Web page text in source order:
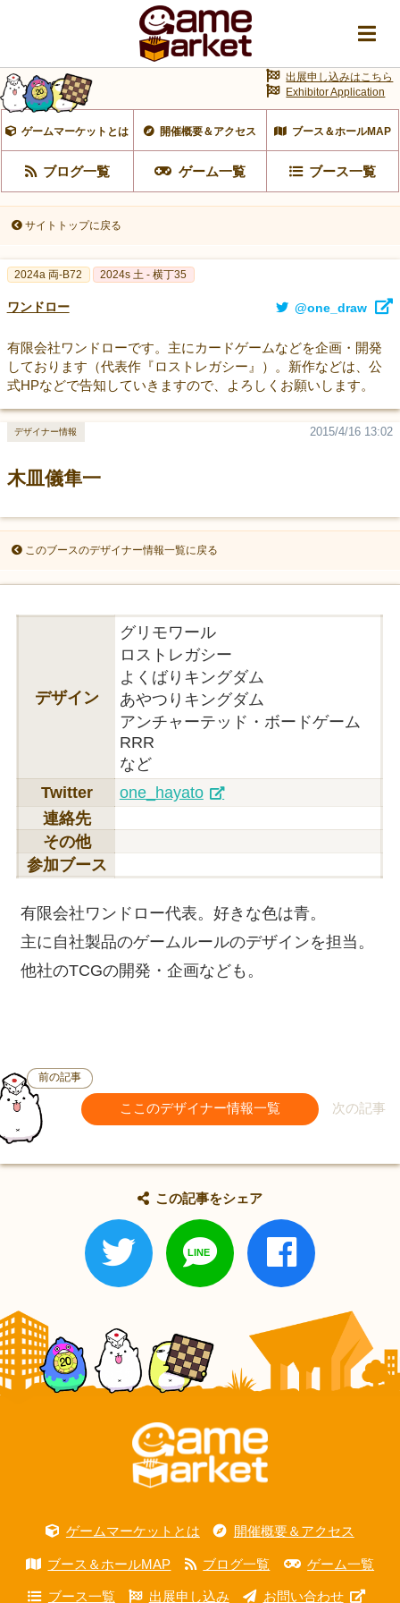
ゲームマーケットとは 開催概要＆アクセス ブース＆ホールMAP
ブログ一覧 ゲーム一覧 ブース一覧
出展申し込みはこちら
Exhibitor Application
サイトトップに戻る
2024a 両-B72 2024s 土 - 横丁35
ワンドロー @one_draw
有限会社ワンドローです。主にカードゲームなどを企画・開発
しております（代表作『ロストレガシー』）。新作などは、公
式HPなどで告知していきますので、よろしくお願いします。
木皿儀隼一
2015/4/16 13:02
デザイナー情報
このブースのデザイナー情報一覧に戻る
デザイン
グリモワール
ロストレガシー
よくばりキングダム
あやつりキングダム
アンチャーテッド・ボードゲーム
RRR
など
Twitter
one_hayato
連絡先
その他
参加ブース
有限会社ワンドロー代表。好きな色は青。
主に自社製品のゲームルールのデザインを担当。
他社のTCGの開発・企画なども。
前の記事
ここのデザイナー情報一覧 次の記事
この記事をシェア
ゲームマーケットとは 開催概要＆アクセス
ブース＆ホールMAP ブログ一覧 ゲーム一覧
ブース一覧 出展申し込み お問い合わせ